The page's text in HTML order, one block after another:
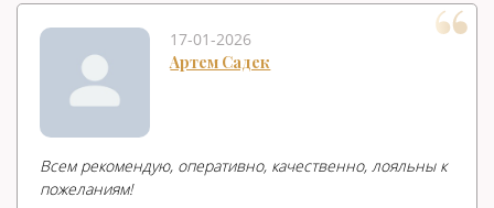
17-01-2026
Артем Садек
Всем рекомендую, оперативно, качественно, лояльны к
пожеланиям!